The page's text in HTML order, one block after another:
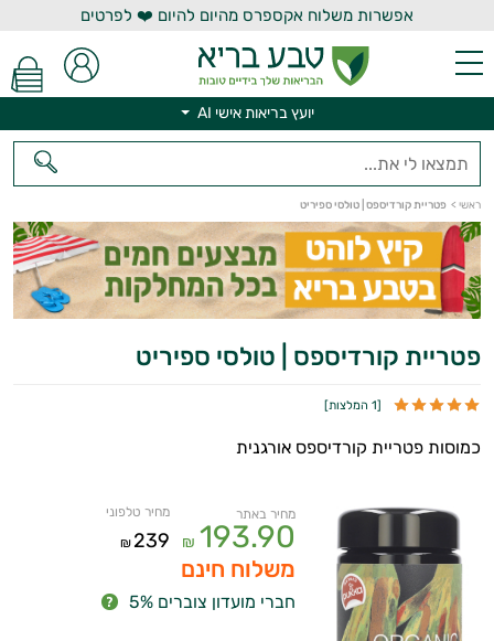
אפשרות משלוח אקספרס מהיום להיום ❤️ לפרטים
יועץ בריאות אישי AI
ראשי > פטריית קורדיספס | טולסי ספיריט
פטריית קורדיספס | טולסי ספיריט
[1 המלצות ]
כמוסות פטריית קורדיספס אורגנית
מחיר באתר
193.90
₪
מחיר טלפוני
239
₪
משלוח חינם
חברי מועדון צוברים 5%
יועץ בריאות אישי AI